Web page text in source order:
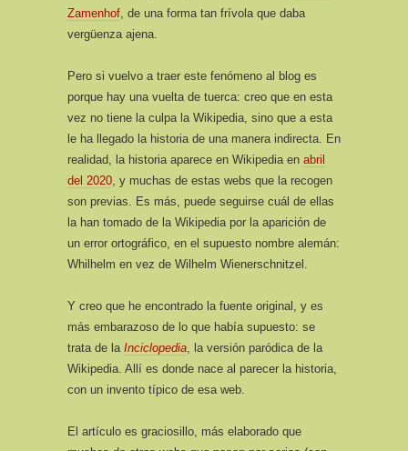
Zamenhof, de una forma tan frívola que daba
vergüenza ajena.
Pero si vuelvo a traer este fenómeno al blog es
porque hay una vuelta de tuerca: creo que en esta
vez no tiene la culpa la Wikipedia, sino que a esta
le ha llegado la historia de una manera indirecta. En
realidad, la historia aparece en Wikipedia en abril
del 2020, y muchas de estas webs que la recogen
son previas. Es más, puede seguirse cuál de ellas
la han tomado de la Wikipedia por la aparición de
un error ortográfico, en el supuesto nombre alemán:
Whilhelm en vez de Wilhelm Wienerschnitzel.
Y creo que he encontrado la fuente original, y es
más embarazoso de lo que había supuesto: se
trata de la Inciclopedia, la versión paródica de la
Wikipedia. Allí es donde nace al parecer la historia,
con un invento típico de esa web.
El artículo es graciosillo, más elaborado que